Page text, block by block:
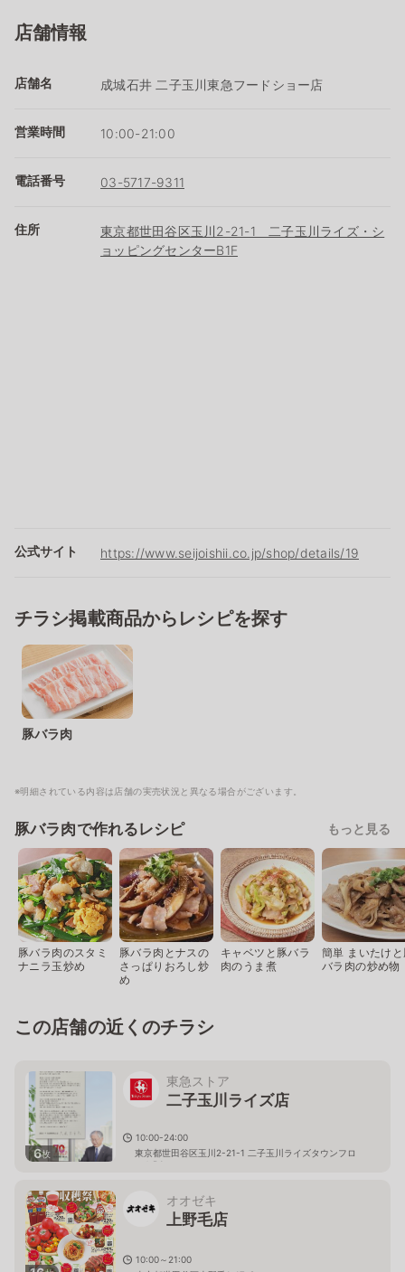
店舗情報
店舗名 成城石井 二子玉川東急フードショー店
営業時間 10:00-21:00
電話番号 03-5717-9311
住所
東京都世田谷区玉川2-21-1 二子玉川ライズ・シ
ョッピングセンターB1F
公式サイト https://www.seijoishii.co.jp/shop/details/19
チラシ掲載商品からレシピを探す
豚バラ肉
※明細されている内容は店舗の実売状況と異なる場合がございます。
豚バラ肉で作れるレシピ もっと見る
豚バラ肉のスタミ
ナニラ玉炒め
豚バラ肉とナスの
さっぱりおろし炒
め
キャベツと豚バラ
肉のうま煮
簡単 まいたけ
バラ肉の炒め物
この店舗の近くのチラシ
6枚
東急ストア
二子玉川ライズ店
10:00-24:00
東京都世田谷区玉川2-21-1 二子玉川ライズタウンフロ
ントB1
オオゼキ
上野毛店
10:00～21:00